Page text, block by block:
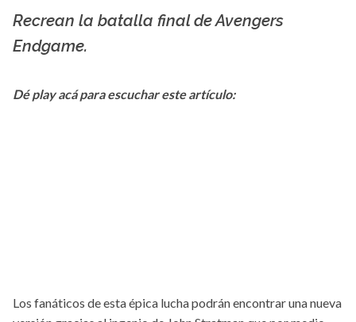
Recrean la batalla final de Avengers
Endgame.
Dé play acá para escuchar este artículo:
Los fanáticos de esta épica lucha podrán encontrar una nueva